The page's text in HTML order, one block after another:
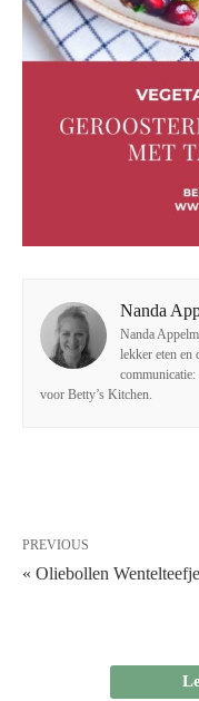
Nanda
Nanda
lekker eten en
voor Betty’s Kitchen.
PREVIOUS
« Oliebollen